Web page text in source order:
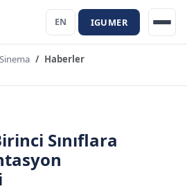
EN IGUMER
Haberler
Sınıflara